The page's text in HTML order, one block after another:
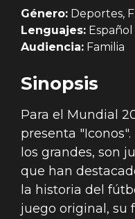
Género: Deportes,
Lenguajes: Español
Audiencia: Familia
Sinopsis
Para el Mundial
presenta
los grandes, son
que han
la historia del
juego original, su